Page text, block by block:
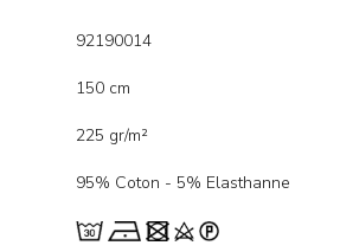
92190014
150 cm
225 gr/m²
95% Coton - 5% Elasthanne